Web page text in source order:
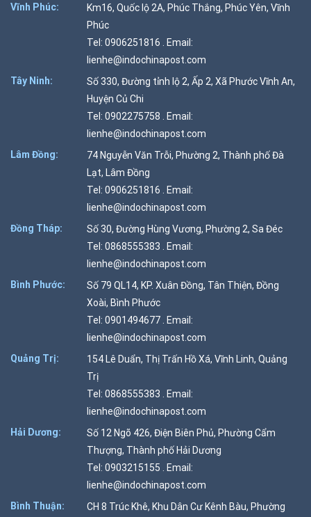
Vĩnh Phúc:
Km16, Quốc lộ 2A, Phúc Thắng, Phúc Yên, Vĩnh
Phúc
Tel: 0906251816 . Email:
lienhe@indochinapost.com
Tây Ninh:
Số 330, Đường tỉnh lộ 2, Ấp 2, Xã Phước Vĩnh An,
Huyện Củ Chi
Tel: 0902275758 . Email:
lienhe@indochinapost.com
Lâm Đồng:
74 Nguyễn Văn Trỗi, Phường 2, Thành phố Đà
Lạt, Lâm Đồng
Tel: 0906251816 . Email:
lienhe@indochinapost.com
Đồng Tháp:
Số 30, Đường Hùng Vương, Phường 2, Sa Đéc
Tel: 0868555383 . Email:
lienhe@indochinapost.com
Bình Phước:
Số 79 QL14, KP. Xuân Đồng, Tân Thiện, Đồng
Xoài, Bình Phước
Tel: 0901494677 . Email:
lienhe@indochinapost.com
Quảng Trị:
154 Lê Duẩn, Thị Trấn Hồ Xá, Vĩnh Linh, Quảng
Trị
Tel: 0868555383 . Email:
lienhe@indochinapost.com
Hải Dương:
Số 12 Ngõ 426, Điện Biên Phủ, Phường Cẩm
Thượng, Thành phố Hải Dương
Tel: 0903215155 . Email:
lienhe@indochinapost.com
Bình Thuận:
CH 8 Trúc Khê, Khu Dân Cư Kênh Bàu, Phường